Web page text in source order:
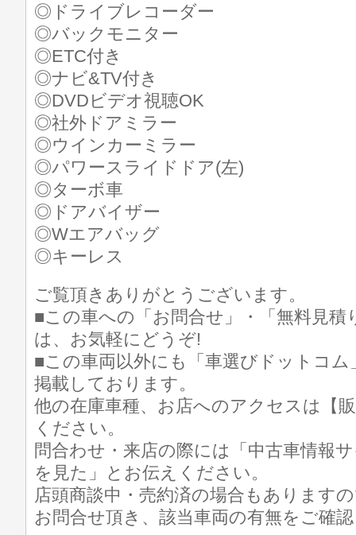
◎ドライブレコーダー
◎バックモニター
◎ETC付き
◎ナビ&TV付き
◎DVDビデオ視聴OK
◎社外ドアミラー
◎ウインカーミラー
◎パワースライドドア(左)
◎ターボ車
◎ドアバイザー
◎Wエアバッグ
◎キーレス
ご覧頂きありがとうございます。
■この車への「お問合せ」・「無料見積
は、お気軽にどうぞ!
■この車両以外にも「車選びドットコ
掲載しております。
他の在庫車種、お店へのアクセスは【
ください。
問合わせ・来店の際には「中古車情報
を見た」とお伝えください。
店頭商談中・売約済の場合もあります
お問合せ頂き、該当車両の有無をご確